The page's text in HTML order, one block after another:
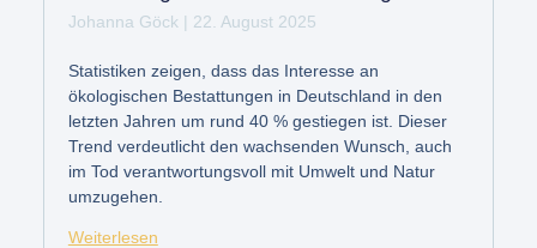
Johanna Göck 22. August 2025
Statistiken zeigen, dass das Interesse an
ökologischen Bestattungen in Deutschland in den
letzten Jahren um rund 40 % gestiegen ist. Dieser
Trend verdeutlicht den wachsenden Wunsch, auch
im Tod verantwortungsvoll mit Umwelt und Natur
umzugehen.
Weiterlesen